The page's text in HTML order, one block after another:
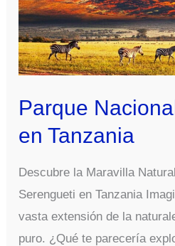
Parque
en Tanzania
Descubre la Maravilla
Serengueti en Tanzania
vasta extensión de la
puro. ¿Qué te parecería